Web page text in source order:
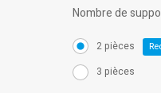
Nombre de
2 pièces
3 pièces